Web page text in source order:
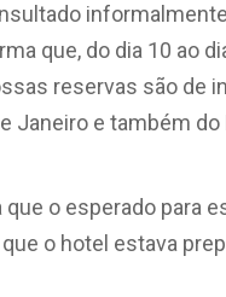
que, do dia 10 ao
reservas são de
Janeiro e também do
que o esperado para
o hotel estava